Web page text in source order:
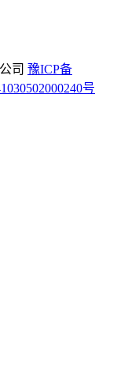
司 豫ICP备
号